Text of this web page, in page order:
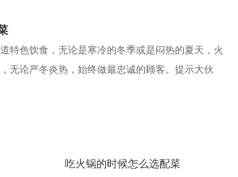
特色饮食，无论是寒冷的冬季或是闷热的夏天，火
无论严冬炎热，始终做最忠诚的顾客。提示大伙
吃火锅的时候怎么选配菜